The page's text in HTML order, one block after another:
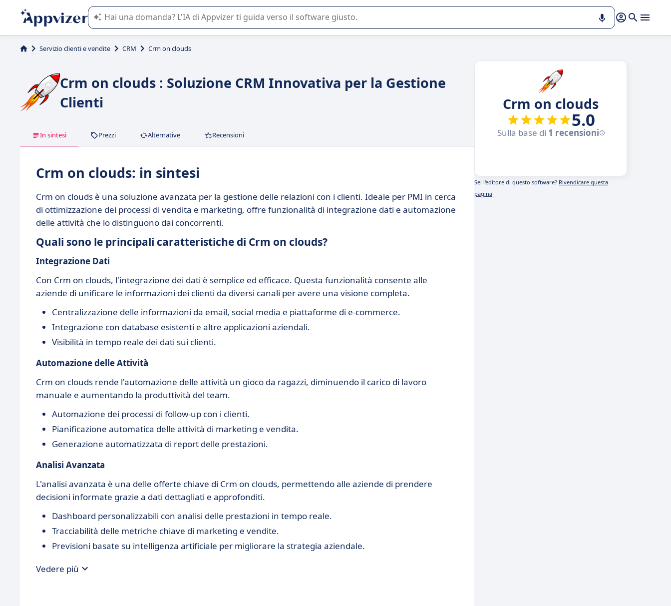
L'IA di Appvizer vi guida nell'utilizzo o nella scelta di un software SaaS per la vostra azienda.
Servizio clienti e vendite CRM Crm on clouds
Crm on clouds : Soluzione CRM Innovativa per la Gestione
Clienti
In sintesi Prezzi Alternative Recensioni
Crm on clouds: in sintesi
Crm on clouds è una soluzione avanzata per la gestione delle relazioni con i clienti. Ideale per PMI in cerca
di ottimizzazione dei processi di vendita e marketing, offre funzionalità di integrazione dati e automazione
delle attività che lo distinguono dai concorrenti.
Quali sono le principali caratteristiche di Crm on clouds?
Integrazione Dati
Con Crm on clouds, l'integrazione dei dati è semplice ed efficace. Questa funzionalità consente alle
aziende di unificare le informazioni dei clienti da diversi canali per avere una visione completa.
Centralizzazione delle informazioni da email, social media e piattaforme di e-commerce.
Integrazione con database esistenti e altre applicazioni aziendali.
Visibilità in tempo reale dei dati sui clienti.
Automazione delle Attività
Crm on clouds rende l'automazione delle attività un gioco da ragazzi, diminuendo il carico di lavoro
manuale e aumentando la produttività del team.
Automazione dei processi di follow-up con i clienti.
Pianificazione automatica delle attività di marketing e vendita.
Generazione automatizzata di report delle prestazioni.
Analisi Avanzata
L'analisi avanzata è una delle offerte chiave di Crm on clouds, permettendo alle aziende di prendere
decisioni informate grazie a dati dettagliati e approfonditi.
Dashboard personalizzabili con analisi delle prestazioni in tempo reale.
Tracciabilità delle metriche chiave di marketing e vendite.
Previsioni basate su intelligenza artificiale per migliorare la strategia aziendale.
Vedere più
Crm on clouds
5.0
Sulla base di 1 recensioni
Sei l'editore di questo software? Rivendicare questa
pagina